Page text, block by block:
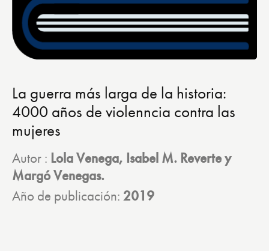
La guerra más larga de la historia:
4000 años de violenncia contra las
mujeres
Autor : Lola Venega, Isabel M. Reverte y
Margó Venegas.
Año de publicación: 2019